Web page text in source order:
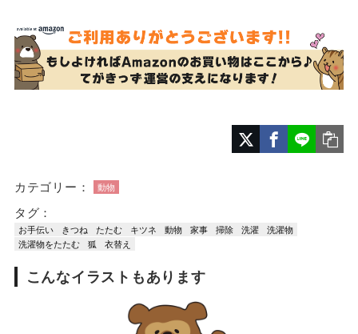
カテゴリー： 動物
タグ：
お手伝い きつね たたむ キツネ 動物 家事 掃除 洗濯
洗濯物
洗濯物をたたむ
狐 衣替え
こんなイラストもあります